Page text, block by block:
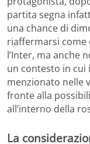
partita segna
una chance di
riaffermarsi come
l’Inter, ma anche
un contesto in cui
menzionato nelle
fronte alla
all’interno della
La